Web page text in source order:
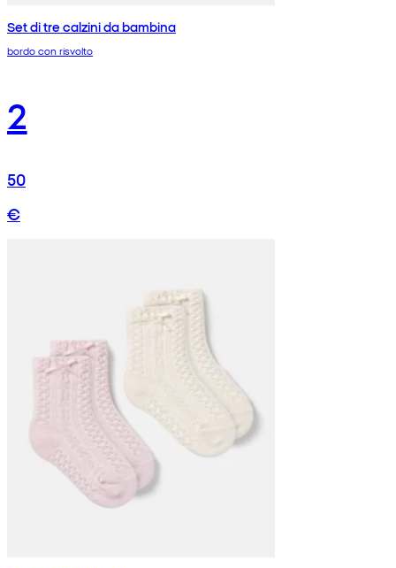
Set di tre calzini da bambina
bordo con risvolto
2
50
€